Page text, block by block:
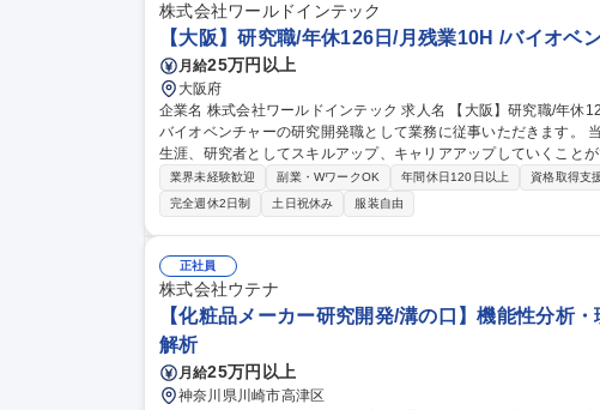
株式会社ワールドインテック
【大阪】研究職/年休126日/月残業10H /バイオベ
月給25万円以上
大阪府
企業名 株式会社ワールドインテック 求人名 【大阪】研究職/年休126日/月残業10H /バイオベンチャー 仕事の内容
バイオベンチャーの研究開発職として業務に従事いただきます。
生涯、研究者としてスキルアップ、キャリアアップしていくことができます。 ・生化学実験・
務 ・実験室スケールのタンパク質製造（大腸菌発現系/バキュロ
らのタンパク質精製 ・ウエスタンブロット、ELISAなどの生化学実験 募集職種 【大阪】研究職/年休126日/月
10H /バイオベンチャー
業界未経験歓迎 副業・WワークOK 年間休日120日以上 資格取得支
完全週休2日制
土日祝休み 服装自由
正社員
株式会社ウテナ
【化粧品メーカー研究開発/溝の口】機能性分析
解析
月給25万円以上
神奈川県川崎市高津区